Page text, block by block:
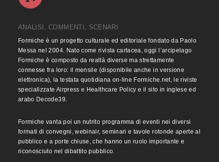
ANALISI, COMMENTI, SCENARI
Formiche è un progetto culturale ed editoriale fondato da Paolo
Messa nel 2004. Nato come rivista cartacea, oggi l’arcipelago
Formiche è composto da realtà diverse ma strettamente
connesse fra loro: il mensile (disponibile anche in versione
elettronica), la testata quotidiana on-line Formiche.net, le riviste
specializzate Airpress e Healthcare Policy e il sito in inglese ed
arabo Decode39.
Formiche vanta poi un nutrito programma di eventi nei diversi
formati di convegni, webinair, seminari e tavole rotonde aperte al
pubblico e a porte chiuse, che hanno un ruolo importante e
riconosciuto nel dibattito pubblico.